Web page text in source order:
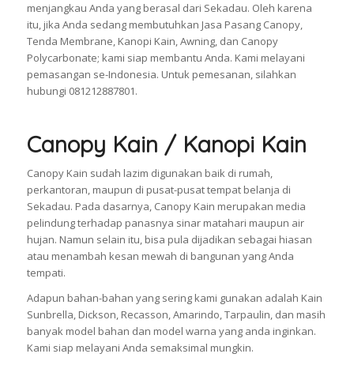
menjangkau Anda yang berasal dari Sekadau. Oleh karena
itu, jika Anda sedang membutuhkan Jasa Pasang Canopy,
Tenda Membrane, Kanopi Kain, Awning, dan Canopy
Polycarbonate; kami siap membantu Anda. Kami melayani
pemasangan se-Indonesia. Untuk pemesanan, silahkan
hubungi 081212887801.
Canopy Kain / Kanopi Kain
Canopy Kain sudah lazim digunakan baik di rumah,
perkantoran, maupun di pusat-pusat tempat belanja di
Sekadau. Pada dasarnya, Canopy Kain merupakan media
pelindung terhadap panasnya sinar matahari maupun air
hujan. Namun selain itu, bisa pula dijadikan sebagai hiasan
atau menambah kesan mewah di bangunan yang Anda
tempati.
Adapun bahan-bahan yang sering kami gunakan adalah Kain
Sunbrella, Dickson, Recasson, Amarindo, Tarpaulin, dan masih
banyak model bahan dan model warna yang anda inginkan.
Kami siap melayani Anda semaksimal mungkin.